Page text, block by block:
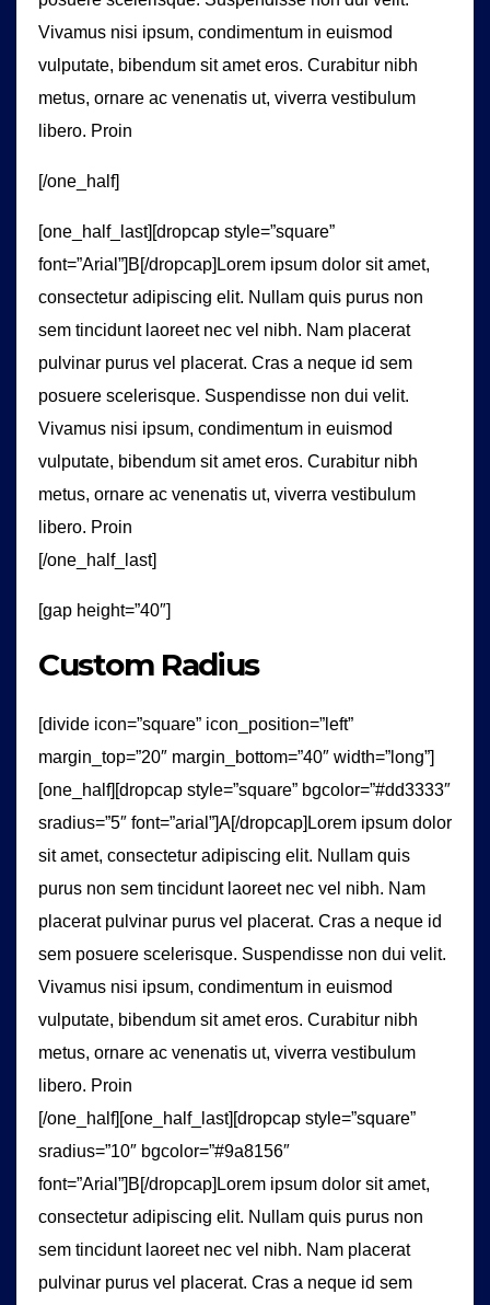
Vivamus nisi ipsum, condimentum in euismod
vulputate, bibendum sit amet eros. Curabitur nibh
metus, ornare ac venenatis ut, viverra vestibulum
libero. Proin
[/one_half]
[one_half_last][dropcap style=”square”
font=”Arial”]B[/dropcap]Lorem ipsum dolor sit amet,
consectetur adipiscing elit. Nullam quis purus non
sem tincidunt laoreet nec vel nibh. Nam placerat
pulvinar purus vel placerat. Cras a neque id sem
posuere scelerisque. Suspendisse non dui velit.
Vivamus nisi ipsum, condimentum in euismod
vulputate, bibendum sit amet eros. Curabitur nibh
metus, ornare ac venenatis ut, viverra vestibulum
libero. Proin
[/one_half_last]
[gap height=”40″]
Custom Radius
[divide icon=”square” icon_position=”left”
margin_top=”20″ margin_bottom=”40″ width=”long”]
[one_half][dropcap style=”square” bgcolor=”#dd3333″
sradius=”5″ font=”arial”]A[/dropcap]Lorem ipsum dolor
sit amet, consectetur adipiscing elit. Nullam quis
purus non sem tincidunt laoreet nec vel nibh. Nam
placerat pulvinar purus vel placerat. Cras a neque id
sem posuere scelerisque. Suspendisse non dui velit.
Vivamus nisi ipsum, condimentum in euismod
vulputate, bibendum sit amet eros. Curabitur nibh
metus, ornare ac venenatis ut, viverra vestibulum
libero. Proin
[/one_half][one_half_last][dropcap style=”square”
sradius=”10″ bgcolor=”#9a8156″
font=”Arial”]B[/dropcap]Lorem ipsum dolor sit amet,
consectetur adipiscing elit. Nullam quis purus non
sem tincidunt laoreet nec vel nibh. Nam placerat
pulvinar purus vel placerat. Cras a neque id sem